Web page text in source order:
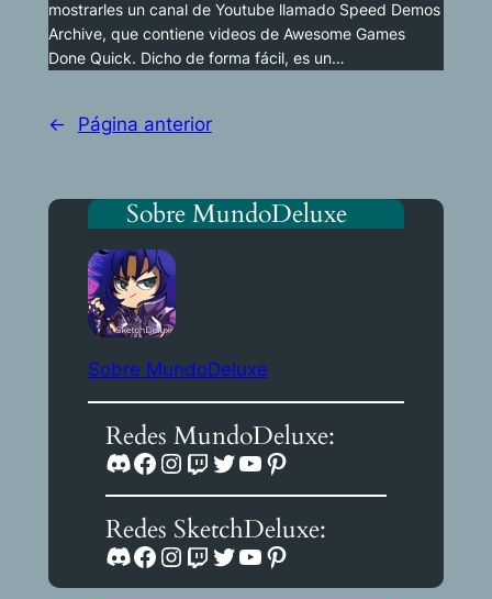
mostrarles un canal de Youtube llamado Speed Demos
Archive, que contiene videos de Awesome Games
Done Quick. Dicho de forma fácil, es un…
← Página anterior
Sobre MundoDeluxe
Sobre MundoDeluxe
Redes MundoDeluxe:
Discord Facebook Instagram Twitch Twitter YouTube Pinterest
Redes SketchDeluxe:
Discord Facebook Instagram Twitch Twitter YouTube Pinterest